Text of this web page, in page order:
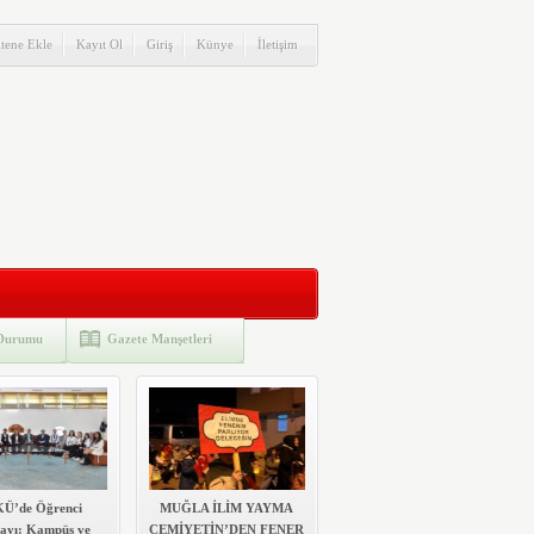
Ekle Kayıt Ol Giriş Künye İletişim
Gazete Manşetleri
Öğrenci
Kampüs ve
MUĞLA İLİM YAYMA
CEMİYETİN’DEN FENER